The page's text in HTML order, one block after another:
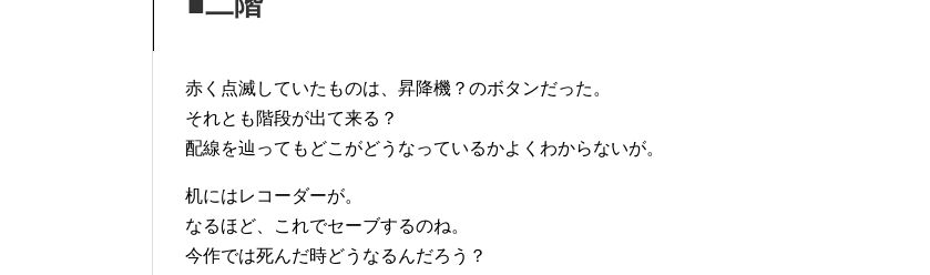
赤く点滅していたものは、昇降機？のボタンだった。
それとも階段が出て来る？
配線を辿ってもどこがどうなっているかよくわからないが。
机にはレコーダーが。
なるほど、これでセーブするのね。
今作では死んだ時どうなるんだろう？